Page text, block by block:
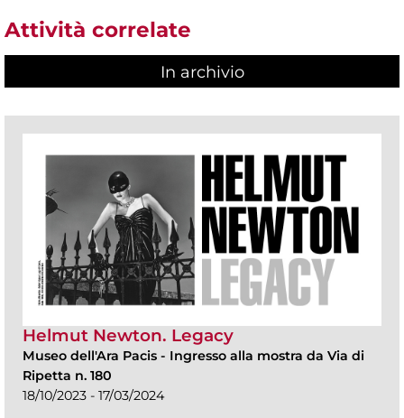
Attività correlate
In archivio
Helmut Newton. Legacy
Museo dell'Ara Pacis - Ingresso alla mostra da Via di
Ripetta n. 180
18/10/2023 - 17/03/2024